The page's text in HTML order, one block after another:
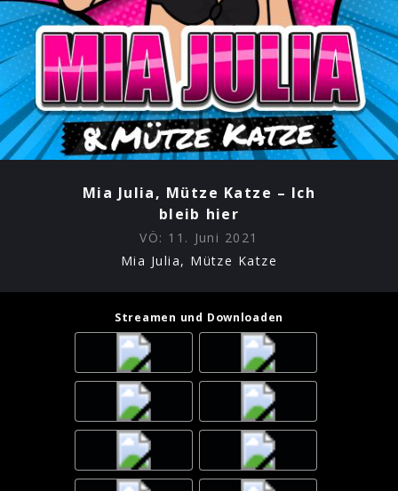
Mia Julia, Mütze Katze – Ich
bleib hier
VÖ: 11. Juni 2021
Mia Julia, Mütze Katze
Streamen und Downloaden